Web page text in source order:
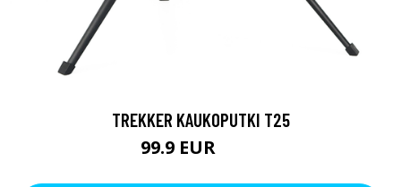
TREKKER KAUKOPUTKI T25
99.9 EUR